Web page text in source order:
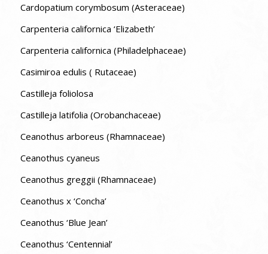
Cardopatium corymbosum (Asteraceae)
Carpenteria californica ‘Elizabeth’
Carpenteria californica (Philadelphaceae)
Casimiroa edulis ( Rutaceae)
Castilleja foliolosa
Castilleja latifolia (Orobanchaceae)
Ceanothus arboreus (Rhamnaceae)
Ceanothus cyaneus
Ceanothus greggii (Rhamnaceae)
Ceanothus x ‘Concha’
Ceanothus ‘Blue Jean’
Ceanothus ‘Centennial’